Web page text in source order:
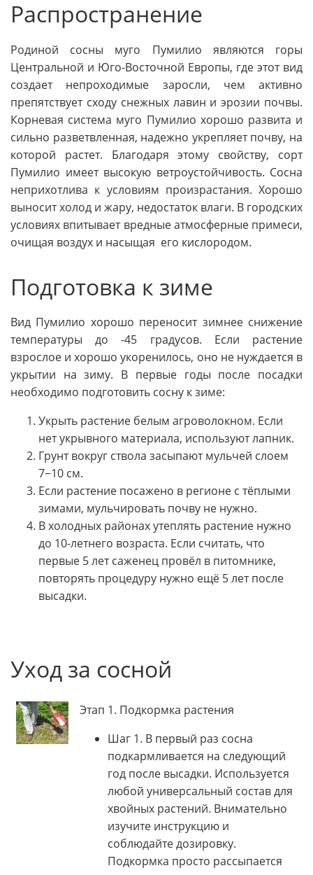
Распространение
Родиной сосны муго Пумилио являются горы
Центральной и Юго-Восточной Европы, где этот вид
создает непроходимые заросли, чем активно
препятствует сходу снежных лавин и эрозии почвы.
Корневая система муго Пумилио хорошо развита и
сильно разветвленная, надежно укрепляет почву, на
которой растет. Благодаря этому свойству, сорт
Пумилио имеет высокую ветроустойчивость. Сосна
неприхотлива к условиям произрастания. Хорошо
выносит холод и жару, недостаток влаги. В городских
условиях впитывает вредные атмосферные примеси,
очищая воздух и насыщая его кислородом.
Подготовка к зиме
Вид Пумилио хорошо переносит зимнее снижение
температуры до -45 градусов. Если растение
взрослое и хорошо укоренилось, оно не нуждается в
укрытии на зиму. В первые годы после посадки
необходимо подготовить сосну к зиме:
Укрыть растение белым агроволокном. Если
нет укрывного материала, используют лапник.
Грунт вокруг ствола засыпают мульчей слоем
7−10 см.
Если растение посажено в регионе с тёплыми
зимами, мульчировать почву не нужно.
В холодных районах утеплять растение нужно
до 10-летнего возраста. Если считать, что
первые 5 лет саженец провёл в питомнике,
повторять процедуру нужно ещё 5 лет после
высадки.
Уход за сосной
Этап 1. Подкормка растения
Шаг 1. В первый раз сосна
подкармливается на следующий
год после высадки. Используется
любой универсальный состав для
хвойных растений. Внимательно
изучите инструкцию и
соблюдайте дозировку.
Подкормка просто рассыпается